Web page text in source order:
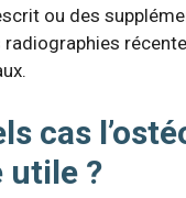
ou des
radiographies
cas
utile ?